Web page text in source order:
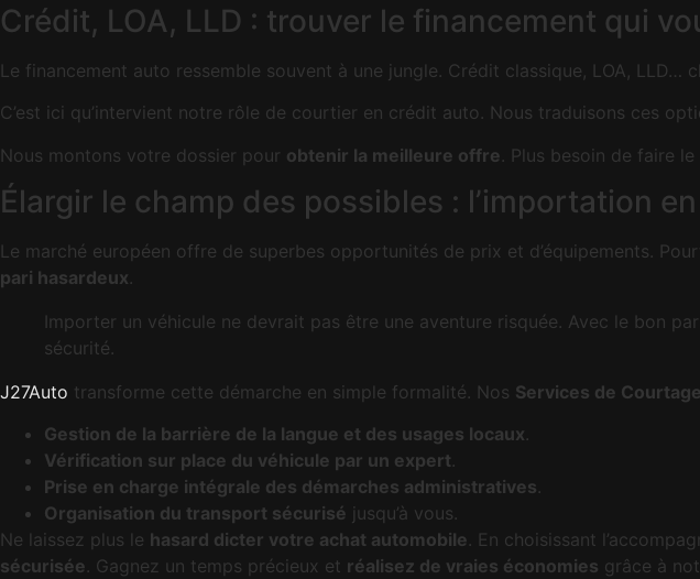
Crédit, LOA, LLD : trouver le financement qui
Le financement auto ressemble souvent à une jungle. Crédit classique, LOA, LLD…
C’est ici qu’intervient notre rôle de courtier en crédit auto. Nous traduisons ces
Nous montons votre dossier pour obtenir la meilleure offre. Plus besoin de faire
Élargir le champ des possibles : l’importation
Le marché européen offre de superbes opportunités de prix et d’équipements.
pari hasardeux.
Importer un véhicule ne devrait pas être une aventure risquée. Avec le bon
sécurité.
J27Auto transforme cette démarche en simple formalité. Nos Services de
Gestion de la barrière de la langue et des usages locaux.
Vérification sur place du véhicule par un expert.
Prise en charge intégrale des démarches administratives.
Organisation du transport sécurisé jusqu’à vous.
Ne laissez plus le hasard dicter votre achat automobile. En choisissant
sécurisée. Gagnez un temps précieux et réalisez de vraies économies grâce à